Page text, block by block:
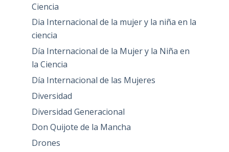
Ciencia
Dia Internacional de la mujer y la niña en la
ciencia
Día Internacional de la Mujer y la Niña en
la Ciencia
Día Internacional de las Mujeres
Diversidad
Diversidad Generacional
Don Quijote de la Mancha
Drones